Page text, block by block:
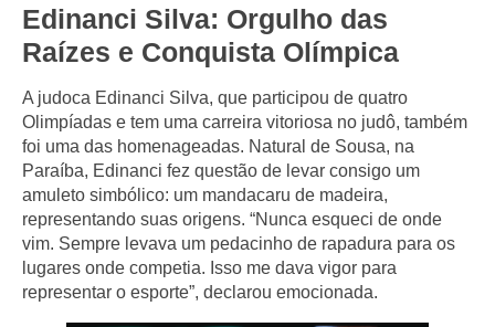
Edinanci Silva: Orgulho das
Raízes e Conquista Olímpica
A judoca Edinanci Silva, que participou de quatro
Olimpíadas e tem uma carreira vitoriosa no judô, também
foi uma das homenageadas. Natural de Sousa, na
Paraíba, Edinanci fez questão de levar consigo um
amuleto simbólico: um mandacaru de madeira,
representando suas origens. “Nunca esqueci de onde
vim. Sempre levava um pedacinho de rapadura para os
lugares onde competia. Isso me dava vigor para
representar o esporte”, declarou emocionada.